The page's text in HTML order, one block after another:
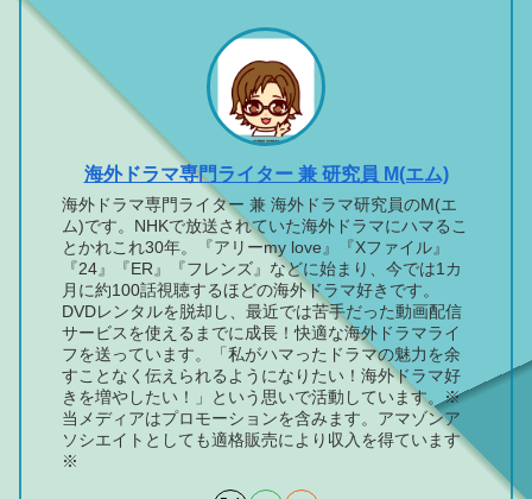
海外ドラマ専門ライター 兼 研究員 M(エム)
海外ドラマ専門ライター 兼 海外ドラマ研究員のM(エ
ム)です。NHKで放送されていた海外ドラマにハマるこ
とかれこれ30年。『アリーmy love』『Xファイル』
『24』『ER』『フレンズ』などに始まり、今では1カ
月に約100話視聴するほどの海外ドラマ好きです。
DVDレンタルを脱却し、最近では苦手だった動画配信
サービスを使えるまでに成長！快適な海外ドラマライ
フを送っています。「私がハマったドラマの魅力を余
すことなく伝えられるようになりたい！海外ドラマ好
きを増やしたい！」という思いで活動しています。※
当メディアはプロモーションを含みます。アマゾンア
ソシエイトとしても適格販売により収入を得ています
※